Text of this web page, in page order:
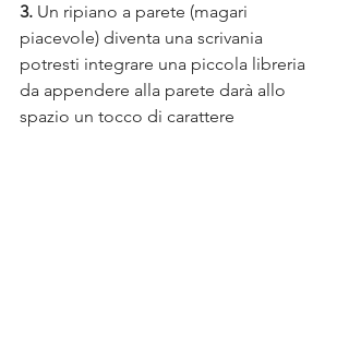
3. Un ripiano a parete (magari
piacevole) diventa una scrivania
potresti integrare una piccola libreria
da appendere alla parete darà allo
spazio un tocco di carattere